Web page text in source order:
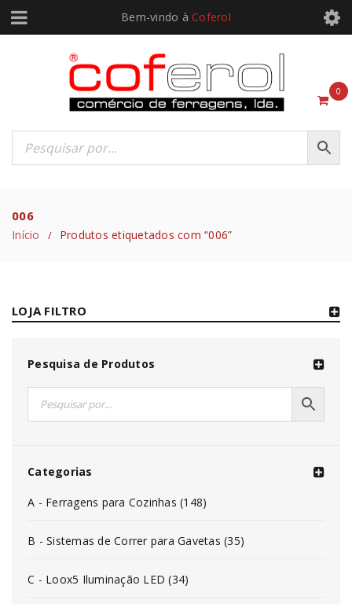
Bem-vindo à Coferol
0
006
Início / Produtos etiquetados com “006”
LOJA FILTRO
Pesquisa de Produtos
Categorias
A - Ferragens para Cozinhas (148)
B - Sistemas de Correr para Gavetas (35)
C - Loox5 Iluminação LED (34)